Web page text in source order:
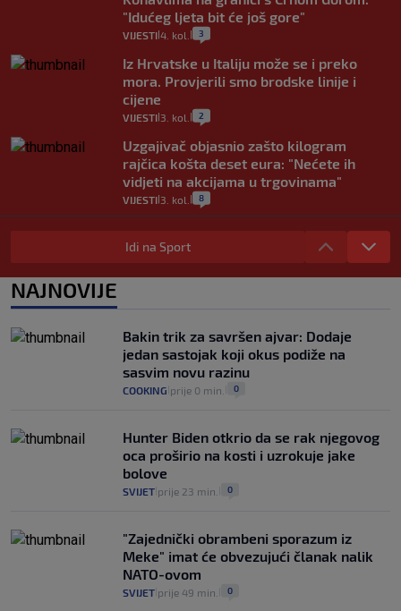
"Idućeg ljeta bit će još gore"
VIJESTI 4. kol. 3
Iz Hrvatske u Italiju može se i preko
mora. Provjerili smo brodske linije i
cijene
VIJESTI 3. kol. 2
Uzgajivač objasnio zašto kilogram
rajčica košta deset eura: "Nećete ih
vidjeti na akcijama u trgovinama"
VIJESTI 3. kol. 8
Selidba je jedno od stresnijih iskustava.
Evo aktualnih cijena i nekoliko savjeta
0
automobilom na Hvar iz Zagreba, a
koliko iz Osijeka
VIJESTI 14
Idi na Sport
NAJNOVIJE
Bakin trik za savršen ajvar: Dodaje
jedan sastojak koji okus podiže na
sasvim novu razinu
COOKING prije 0 min. 0
Hunter Biden otkrio da se rak njegovog
oca proširio na kosti i uzrokuje jake
bolove
SVIJET prije 23 min. 0
"Zajednički obrambeni sporazum iz
Meke" imat će obvezujući članak nalik
NATO-ovom
SVIJET prije 49 min. 0